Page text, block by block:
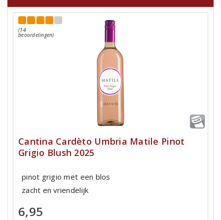
(14
beoordelingen)
Cantina Cardèto Umbria Matile Pinot
Grigio Blush 2025
pinot grigio met een blos
zacht en vriendelijk
6,95